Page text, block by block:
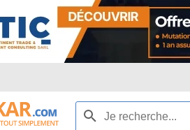
Recherche par texte